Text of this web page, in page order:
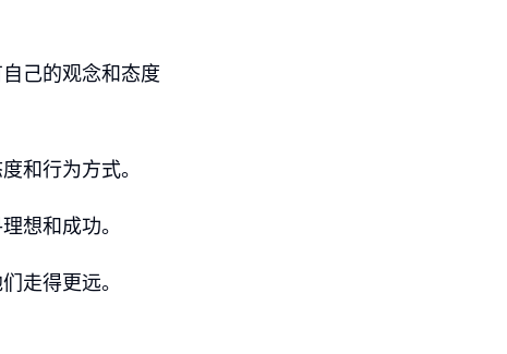
己的观念和态度
和行为方式。
想和成功。
走得更远。